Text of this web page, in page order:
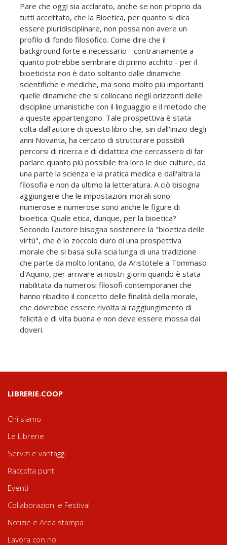
Pare che oggi sia acclarato, anche se non proprio da
tutti accettato, che la Bioetica, per quanto si dica
essere pluridisciplinare, non possa non avere un
profilo di fondo filosofico. Come dire che il
background forte e necessario - contrariamente a
quanto potrebbe sembrare di primo acchito - per il
bioeticista non è dato soltanto dalle dinamiche
scientifiche e mediche, ma sono molto più importanti
quelle dinamiche che si collocano negli orizzonti delle
discipline umanistiche con il linguaggio e il metodo che
a queste appartengono. Tale prospettiva è stata
colta dall'autore di questo libro che, sin dall'inizio degli
anni Novanta, ha cercato di strutturare possibili
percorsi di ricerca e di didattica che cercassero di far
parlare quanto più possibile tra loro le due culture, da
una parte la scienza e la pratica medica e dall'altra la
filosofia e non da ultimo la letteratura. A ciò bisogna
aggiungere che le impostazioni morali sono
numerose e numerose sono anche le figure di
bioetica. Quale etica, dunque, per la bioetica?
Secondo l'autore bisogna sostenere la "bioetica delle
virtù", che è lo zoccolo duro di una prospettiva
morale che si basa sulla scia lunga di una tradizione
che parte da molto lontano, da Aristotele a Tommaso
d'Aquino, per arrivare ai nostri giorni quando è stata
riabilitata da numerosi filosofi contemporanei che
hanno ribadito il concetto delle finalità della morale,
che dovrebbe essere rivolta al raggiungimento di
felicità e di vita buona e non deve essere mossa dai
doveri.
LIBRERIE.COOP
Chi siamo
Le Librerie
Servizi e vantaggi
Raccolta punti
Eventi
Collaborazioni e Festival
Notizie e Area stampa
Lavora con noi